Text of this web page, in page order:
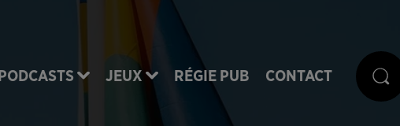
PODCASTS JEUX RÉGIE PUB CONTACT